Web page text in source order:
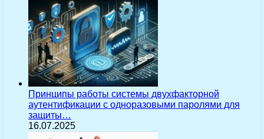
Принципы работы системы двухфакторной
аутентификации с одноразовыми паролями для
защиты…
16.07.2025